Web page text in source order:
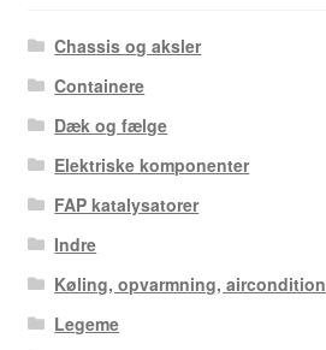
Chassis og aksler
Containere
Dæk og fælge
Elektriske komponenter
FAP katalysatorer
Indre
Køling, opvarmning, aircondition
Legeme